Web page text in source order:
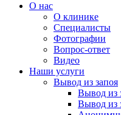
О нас
О клинике
Специалисты
Фотографии
Вопрос-ответ
Видео
Наши услуги
Вывод из запоя
Вывод из
Вывод из